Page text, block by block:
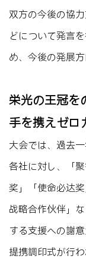
双方の今後の協
どについて発言
め、今後の発展
栄光の王冠を
手を携えゼロ
大会では、過去
各社に対し、「
奖」「使命必达
战略合作伙伴」
する支援への謝
提携調印式が行